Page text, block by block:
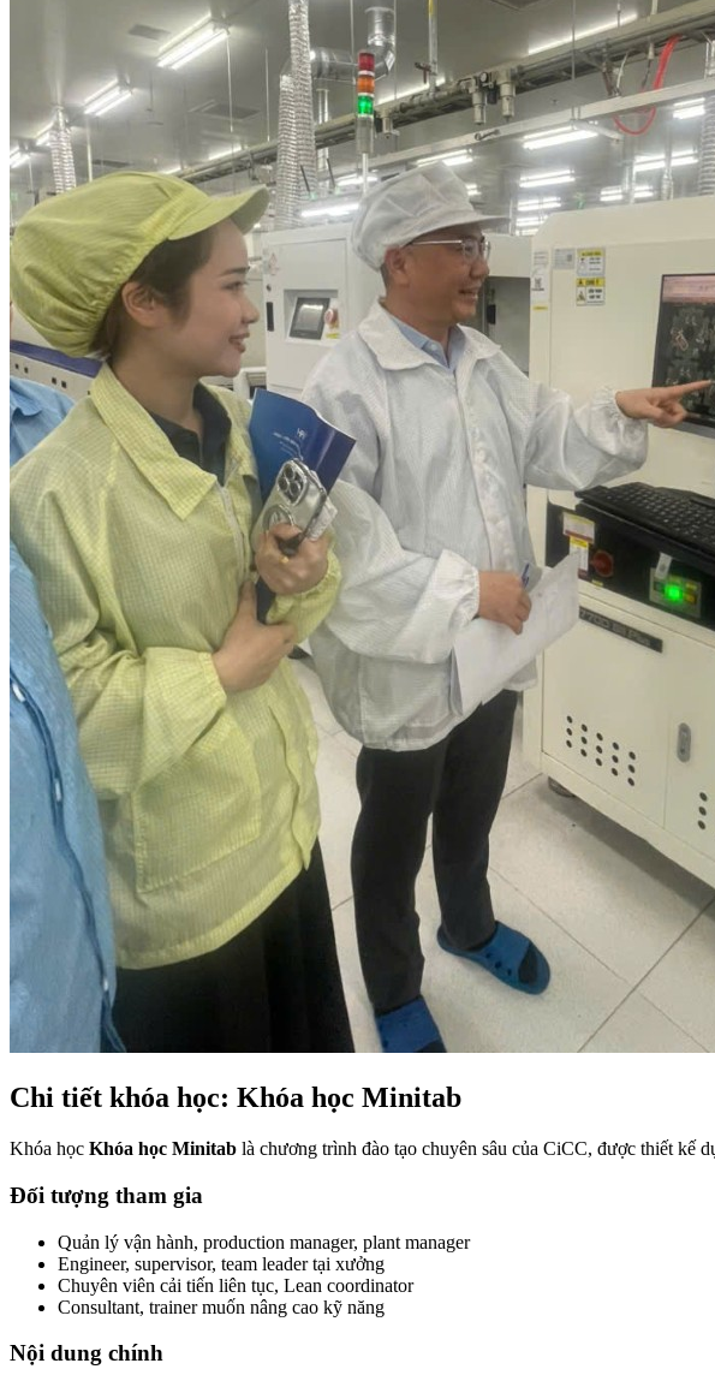
Chi tiết khóa học: Khóa học Minitab
Khóa học Khóa học Minitab là chương trình đào tạo chuyên sâu của CiCC, được thiết kế
Đối tượng tham gia
Quản lý vận hành, production manager, plant manager
Engineer, supervisor, team leader tại xưởng
Chuyên viên cải tiến liên tục, Lean coordinator
Consultant, trainer muốn nâng cao kỹ năng
Nội dung chính